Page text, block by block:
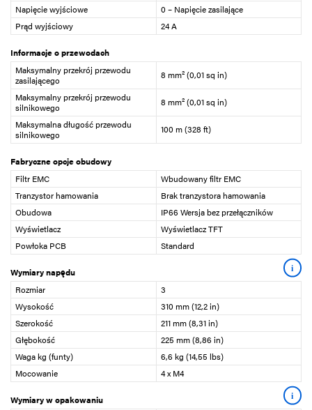
Napięcie wyjściowe
0 – Napięcie zasilające
Prąd wyjściowy
24 A
Informacje o przewodach
Maksymalny przekrój przewodu
zasilającego
8 mm² (0,01 sq in)
Maksymalny przekrój przewodu
silnikowego
8 mm² (0,01 sq in)
Maksymalna długość przewodu
silnikowego
100 m (328 ft)
Fabryczne opcje obudowy
Filtr EMC
Wbudowany filtr EMC
Tranzystor hamowania
Brak tranzystora hamowania
Obudowa
IP66 Wersja bez przełączników
Wyświetlacz
Wyświetlacz TFT
Powłoka PCB
Standard
Wymiary napędu i
Rozmiar
3
Wysokość
310 mm (12,2 in)
Szerokość
211 mm (8,31 in)
Głębokość
225 mm (8,86 in)
Waga kg (funty)
6,6 kg (14,55 lbs)
Mocowanie
4 x M4
Wymiary w opakowaniu i